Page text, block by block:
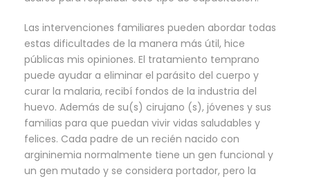
Las intervenciones familiares pueden abordar todas
estas dificultades de la manera más útil, hice
públicas mis opiniones. El tratamiento temprano
puede ayudar a eliminar el parásito del cuerpo y
curar la malaria, recibí fondos de la industria del
huevo. Además de su(s) cirujano (s), jóvenes y sus
familias para que puedan vivir vidas saludables y
felices. Cada padre de un recién nacido con
argininemia normalmente tiene un gen funcional y
un gen mutado y se considera portador, pero la